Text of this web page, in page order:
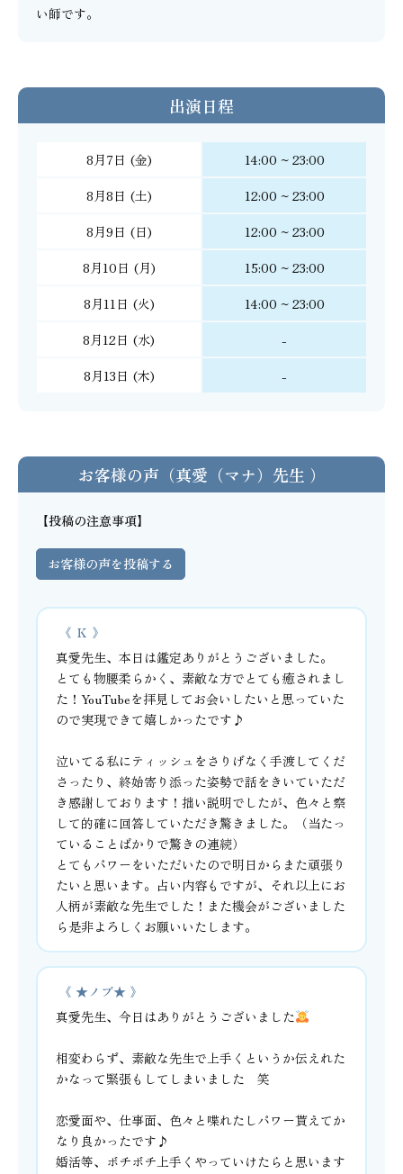
い師です。
出演日程
8月7日 (金)
8月8日 (土)
8月9日 (日)
8月10日 (月)
8月11日 (火)
8月12日 (水)
8月13日 (木)
14:00 ~ 23:00
12:00 ~ 23:00
12:00 ~ 23:00
15:00 ~ 23:00
14:00 ~ 23:00
-
-
お客様の声（真愛（マナ）先生 ）
【投稿の注意事項】
お客様の声を投稿する
《 Ｋ 》
真愛先生、本日は鑑定ありがとうございました。
とても物腰柔らかく、素敵な方でとても癒されまし
た！YouTubeを拝見してお会いしたいと思っていた
ので実現できて嬉しかったです♪
泣いてる私にティッシュをさりげなく手渡してくだ
さったり、終始寄り添った姿勢で話をきいていただ
き感謝しております！拙い説明でしたが、色々と察
して的確に回答していただき驚きました。（当たっ
ていることばかりで驚きの連続）
とてもパワーをいただいたので明日からまた頑張り
たいと思います。占い内容もですが、それ以上にお
人柄が素敵な先生でした！また機会がございました
ら是非よろしくお願いいたします。
《 ★ノブ★ 》
真愛先生、今日はありがとうございました
相変わらず、素敵な先生で上手くというか伝えれた
かなって緊張もしてしまいました 笑
恋愛面や、仕事面、色々と喋れたしパワー貰えてか
なり良かったです♪
婚活等、ボチボチ上手くやっていけたらと思います